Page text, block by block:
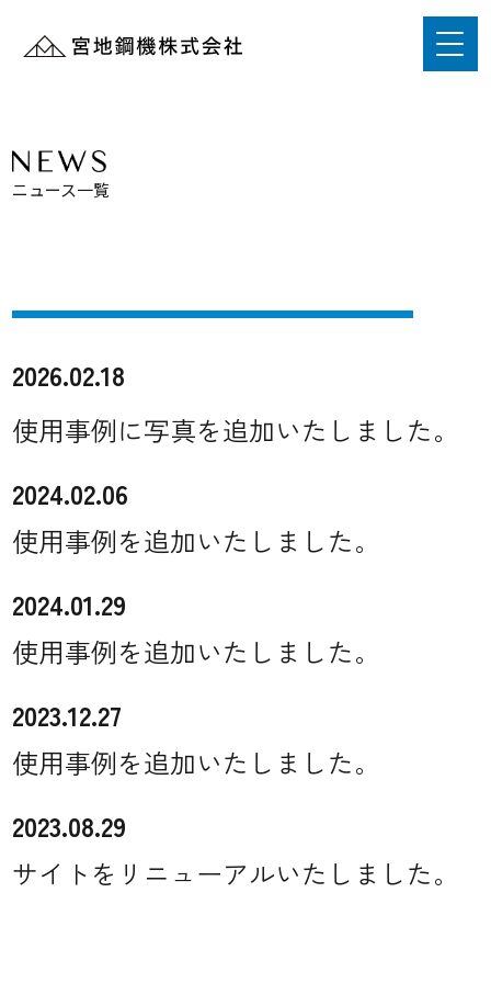
ニュース一覧
2026.02.18
使用事例に写真を追加いたしました。
2024.02.06
使用事例を追加いたしました。
2024.01.29
使用事例を追加いたしました。
2023.12.27
使用事例を追加いたしました。
2023.08.29
サイトをリニューアルいたしました。